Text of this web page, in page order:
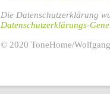
Die Datenschutzerklärung
Datenschutzerklärungs-
© 2020 ToneHome/